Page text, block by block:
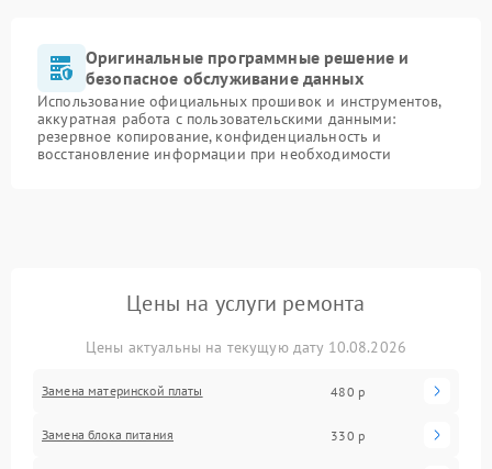
Оригинальные программные решение и
безопасное обслуживание данных
Использование официальных прошивок и инструментов,
аккуратная работа с пользовательскими данными:
резервное копирование, конфиденциальность и
восстановление информации при необходимости
Цены на услуги ремонта
Цены актуальны на текущую дату 10.08.2026
Замена материнской платы 480 р
Замена блока питания 330 р